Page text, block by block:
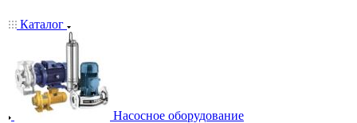
Каталог
Насосное оборудование